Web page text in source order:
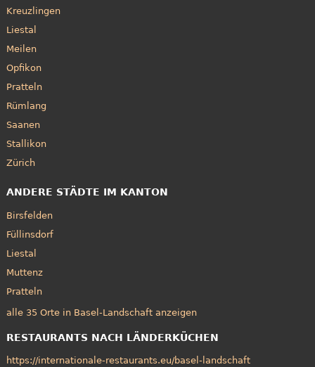
Kreuzlingen
Liestal
Meilen
Opfikon
Pratteln
Rümlang
Saanen
Stallikon
Zürich
ANDERE STÄDTE IM KANTON
Birsfelden
Füllinsdorf
Liestal
Muttenz
Pratteln
alle 35 Orte in Basel-Landschaft anzeigen
RESTAURANTS NACH LÄNDERKÜCHEN
https://internationale-restaurants.eu/basel-landschaft